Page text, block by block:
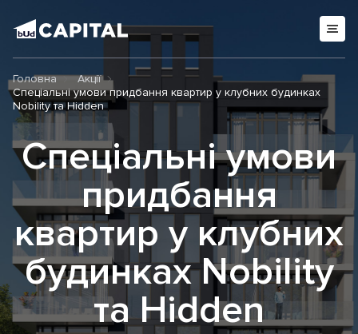
Головна
Акції
Спеціальні умови придбання квартир у клубних будинках
Nobility та Hidden
Спеціальні умови
придбання
квартир у клубних
будинках Nobility
та Hidden